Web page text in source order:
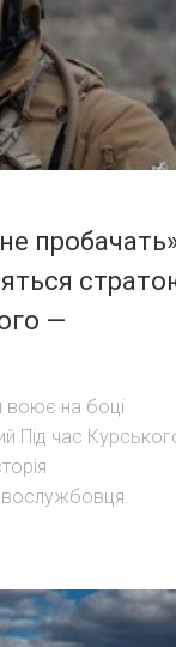
—
воює на боці
Під час